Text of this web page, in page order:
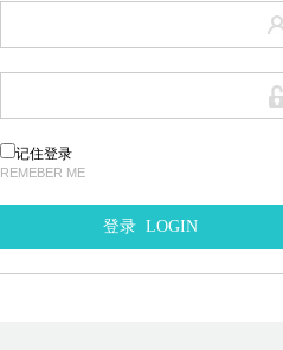
记住登录
REMEBER ME